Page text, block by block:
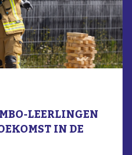
LEERLINGEN
IN DE